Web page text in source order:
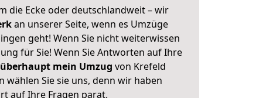
die Ecke oder deutschlandweit – wir
an unserer Seite, wenn es Umzüge
geht! Wenn Sie nicht weiterwissen
für Sie! Wenn Sie Antworten auf Ihre
mein Umzug von Krefeld
wählen Sie sie uns, denn wir haben
auf Ihre Fragen parat.